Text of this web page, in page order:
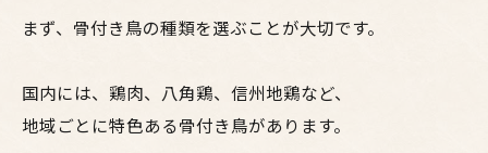
まず、骨付き鳥の種類を選ぶことが大切です。
国内には、鶏肉、八角鶏、信州地鶏など、
地域ごとに特色ある骨付き鳥があります。